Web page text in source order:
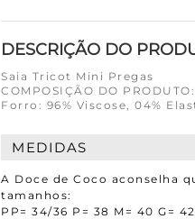
DESCRIÇÃO DO
Saia Tricot Mini Pregas
COMPOSIÇÃO DO
Forro: 96% Viscose, 04%
MEDIDAS
A Doce de Coco aconselha
tamanhos:
PP= 34/36 P= 38 M= 40 G=